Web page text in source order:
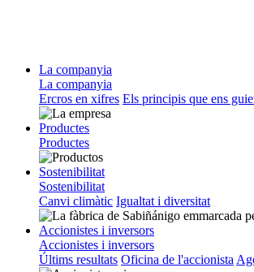
La companyia
La companyia
Ercros en xifres Els principis que ens
Productes
Productes
Sostenibilitat
Sostenibilitat
Canvi climàtic Igualtat i diversitat
Accionistes i inversors
Accionistes i inversors
Últims resultats Oficina de l'accionista